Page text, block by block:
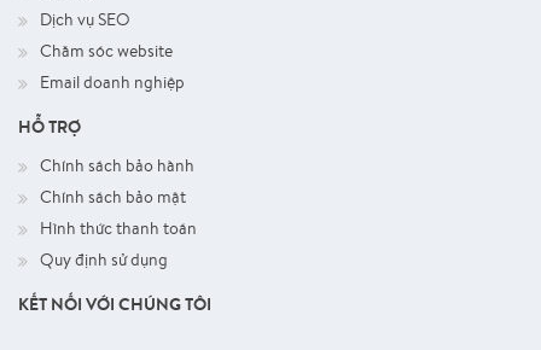
Dịch vụ SEO
Chăm sóc website
Email doanh nghiệp
HỖ TRỢ
Chính sách bảo hành
Chính sách bảo mật
Hình thức thanh toán
Quy định sử dụng
KẾT NỐI VỚI CHÚNG TÔI